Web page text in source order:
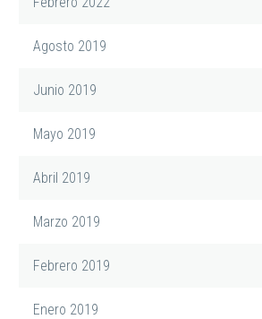
Agosto 2019
Junio 2019
Mayo 2019
Abril 2019
Marzo 2019
Febrero 2019
Enero 2019